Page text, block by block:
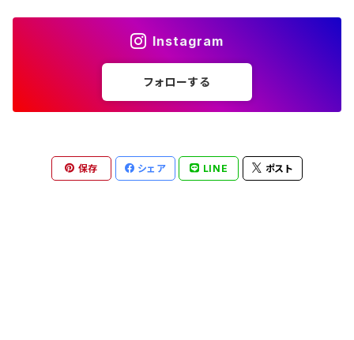
Instagram
フォローする
保存 シェア LINE ポスト